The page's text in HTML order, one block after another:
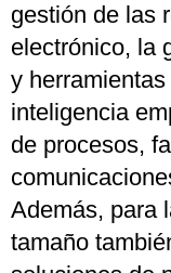
gestión de las
electrónico, la
y
inteligencia
de procesos,
Además, para
tamaño